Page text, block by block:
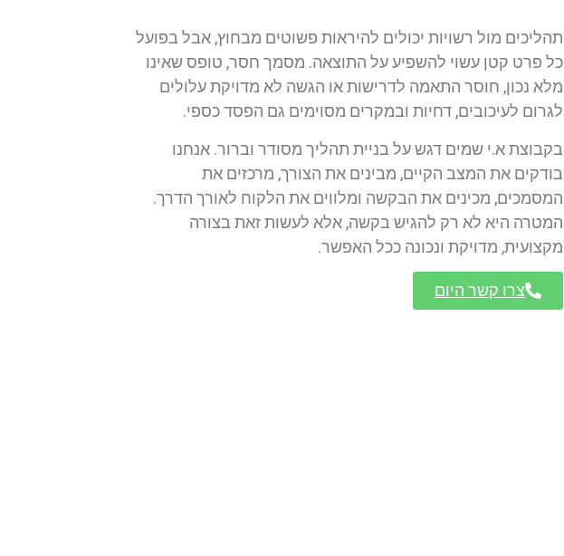
תהליכים מול רשויות יכולים להיראות פשוטים מבחוץ, אבל בפועל
כל פרט קטן עשוי להשפיע על התוצאה. מסמך חסר, טופס שאינו
מלא נכון, חוסר התאמה לדרישות או הגשה לא מדויקת עלולים
לגרום לעיכובים, דחיות ובמקרים מסוימים גם הפסד כספי.
בקבוצת א.י שמים דגש על בניית תהליך מסודר וברור. אנחנו
בודקים את המצב הקיים, מבינים את הצורך, מרכזים את
המסמכים, מכינים את הבקשה ומלווים את הלקוח לאורך הדרך.
המטרה היא לא רק להגיש בקשה, אלא לעשות זאת בצורה
מקצועית, מדויקת ונכונה ככל האפשר.
צרו קשר היום